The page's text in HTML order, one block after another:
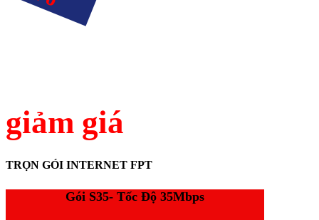
giảm giá
TRỌN GÓI INTERNET FPT
Gói S35- Tốc Độ 35Mbps